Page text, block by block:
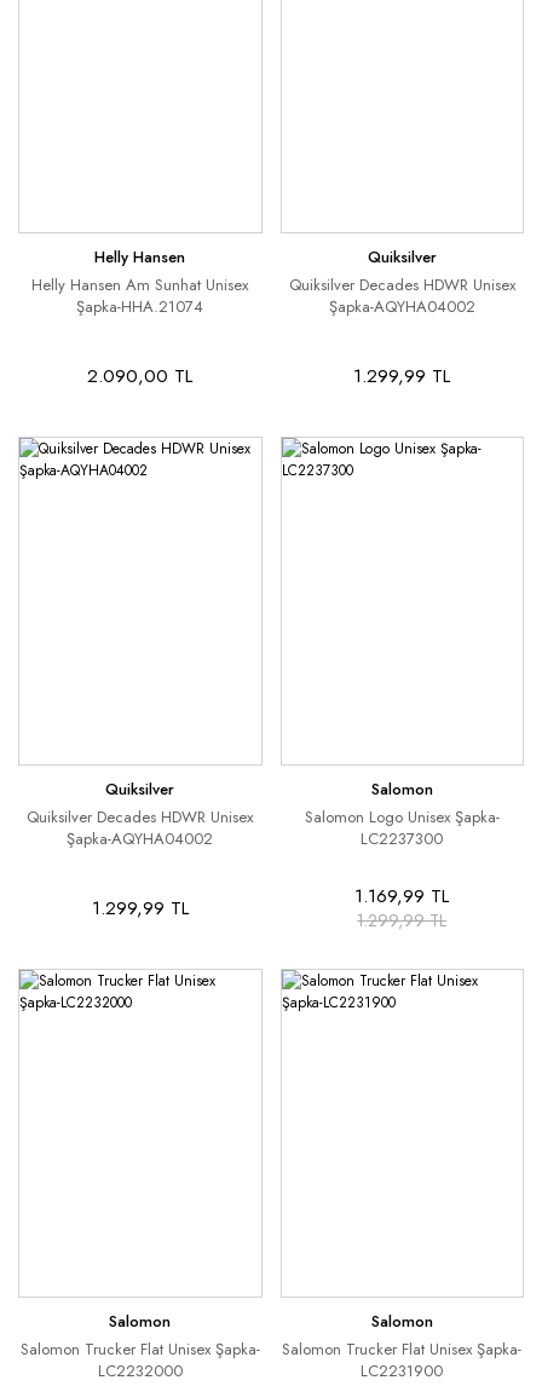
Helly Hansen
Helly Hansen Am Sunhat Unisex
Şapka-HHA.21074
2.090,00 TL
Quiksilver
Quiksilver Decades HDWR Unisex
Şapka-AQYHA04002
1.299,99 TL
Quiksilver
Quiksilver Decades HDWR Unisex
Şapka-AQYHA04002
1.299,99 TL
Salomon
Salomon Logo Unisex Şapka-
LC2237300
1.169,99 TL
1.299,99 TL
Salomon
Salomon Trucker Flat Unisex Şapka-
LC2232000
Salomon
Salomon Trucker Flat Unisex Şapka-
LC2231900